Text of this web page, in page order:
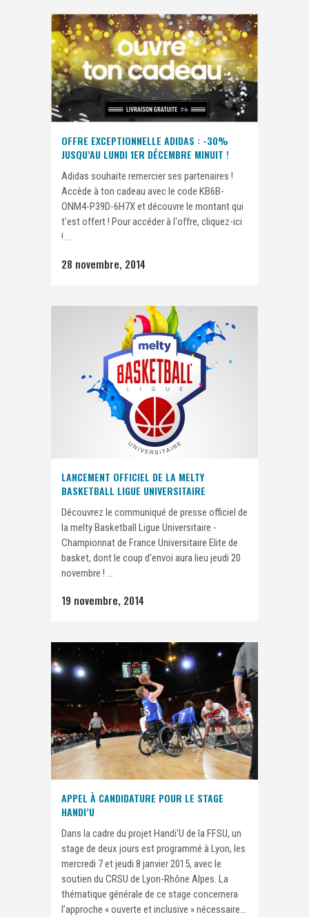
OFFRE EXCEPTIONNELLE ADIDAS : -30%
JUSQU’AU LUNDI 1ER DÉCEMBRE MINUIT !
Adidas souhaite remercier ses partenaires !
Accède à ton cadeau avec le code KB6B-
ONM4-P39D-6H7X et découvre le montant qui
t'est offert ! Pour accéder à l'offre, cliquez-ici
! ...
28 novembre, 2014
LANCEMENT OFFICIEL DE LA MELTY
BASKETBALL LIGUE UNIVERSITAIRE
Découvrez le communiqué de presse officiel de
la melty Basketball Ligue Universitaire -
Championnat de France Universitaire Elite de
basket, dont le coup d'envoi aura lieu jeudi 20
novembre ! ...
19 novembre, 2014
APPEL À CANDIDATURE POUR LE STAGE
HANDI’U
Dans la cadre du projet Handi'U de la FFSU, un
stage de deux jours est programmé à Lyon, les
mercredi 7 et jeudi 8 janvier 2015, avec le
soutien du CRSU de Lyon-Rhône Alpes. La
thématique générale de ce stage concernera
l’approche « ouverte et inclusive » nécessaire...